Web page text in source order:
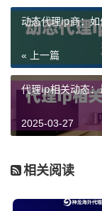
层混合，消除设
户。
动态IP代理
与传统静态代
著优势：
IP更换方式
连接稳定性
动态代理ip商：
« 上一篇
代理ip相关动态
2025-03-27
相关阅读